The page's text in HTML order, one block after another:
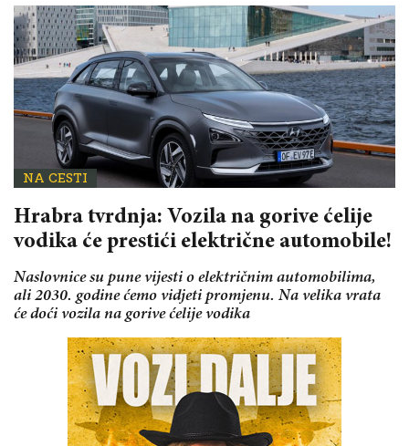
NA CESTI
Hrabra tvrdnja: Vozila na gorive ćelije
vodika će prestići električne automobile!
Naslovnice su pune vijesti o električnim automobilima,
ali 2030. godine ćemo vidjeti promjenu. Na velika vrata
će doći vozila na gorive ćelije vodika